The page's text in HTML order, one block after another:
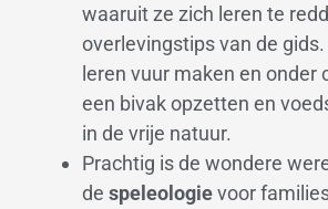
waaruit ze zich leren te
overlevingstips van de
leren vuur maken en onder
een bivak opzetten en
in de vrije natuur.
Prachtig is de wondere
de speleologievoor